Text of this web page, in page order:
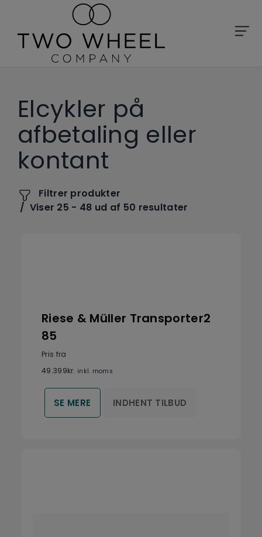
Elcykler på
afbetaling eller
kontant
Filtrer produkter
Viser 25 - 48 ud af 50 resultater
Riese & Müller Transporter2
85
Pris fra
49.399kr. inkl. moms
SE MERE INDHENT TILBUD